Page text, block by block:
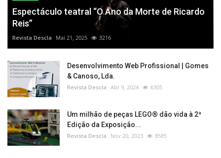
Espectáculo teatral “O Ano da Morte de Ricardo
Reis”
Revista Descla Mai 21, 2025 3216
Desenvolvimento Web Profissional | Gomes
& Canoso, Lda.
Revista Descla Abr 9, 2024 6305
Um milhão de peças LEGO® dão vida à 2ª
Edição da Exposição...
Revista Descla Nov 20, 2023 8585